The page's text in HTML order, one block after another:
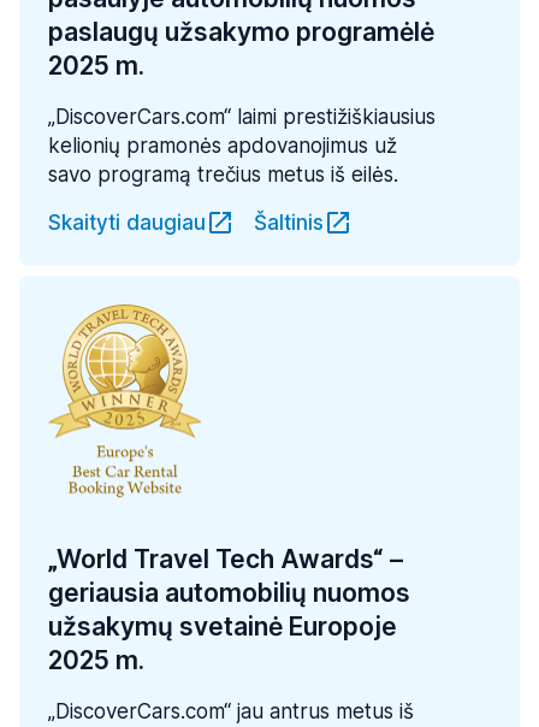
paslaugų užsakymo programėlė
2025 m.
„DiscoverCars.com“ laimi prestižiškiausius
kelionių pramonės apdovanojimus už
savo programą trečius metus iš eilės.
Skaityti daugiau
Šaltinis
„World Travel Tech Awards“ –
geriausia automobilių nuomos
užsakymų svetainė Europoje
2025 m.
„DiscoverCars.com“ jau antrus metus iš